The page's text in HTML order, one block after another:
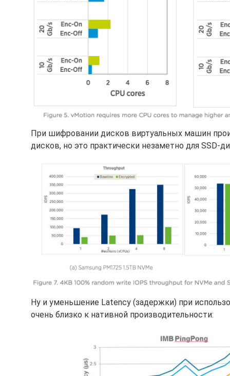
При шифровании дисков виртуальных машин
дисков, но это практически незаметно для SSD-
Ну и уменьшение Latency (задержки) при
очень близко к нативной производительности: